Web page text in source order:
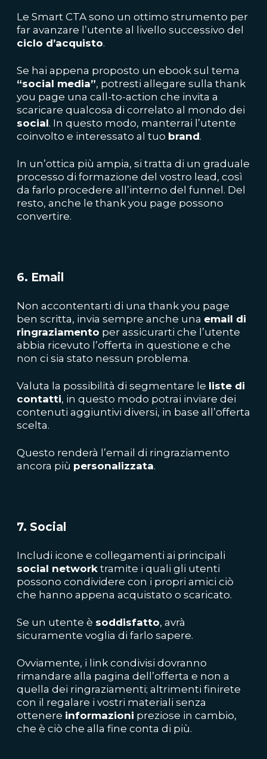
Le Smart CTA sono un ottimo strumento per
far avanzare l’utente al livello successivo del
ciclo d’acquisto.
Se hai appena proposto un ebook sul tema
“social media”, potresti allegare sulla thank
you page una call-to-action che invita a
scaricare qualcosa di correlato al mondo dei
social. In questo modo, manterrai l’utente
coinvolto e interessato al tuo brand.
In un’ottica più ampia, si tratta di un graduale
processo di formazione del vostro lead, così
da farlo procedere all’interno del funnel. Del
resto, anche le thank you page possono
convertire.
6. Email
Non accontentarti di una thank you page
ben scritta, invia sempre anche una email di
ringraziamento per assicurarti che l’utente
abbia ricevuto l’offerta in questione e che
non ci sia stato nessun problema.
Valuta la possibilità di segmentare le liste di
contatti, in questo modo potrai inviare dei
contenuti aggiuntivi diversi, in base all’offerta
scelta.
Questo renderà l’email di ringraziamento
ancora più personalizzata.
7. Social
Includi icone e collegamenti ai principali
social network tramite i quali gli utenti
possono condividere con i propri amici ciò
che hanno appena acquistato o scaricato.
Se un utente è soddisfatto, avrà
sicuramente voglia di farlo sapere.
Ovviamente, i link condivisi dovranno
rimandare alla pagina dell’offerta e non a
quella dei ringraziamenti; altrimenti finirete
con il regalare i vostri materiali senza
ottenere informazioni preziose in cambio,
che è ciò che alla fine conta di più.